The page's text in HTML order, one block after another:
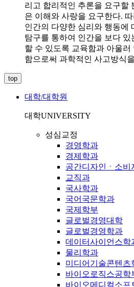
리고 합리적인 추론을 요구할
은 이해와 사랑을 요구한다.
인간의 다양한 심리와 행동에
탐구를 통하여 인간을 보다
할 수 있도록 교육함과 아울
함으로써 과학적인 사고방식
top
대학/대학원
대학UNIVERSITY
성심교정
경영학과
경제학과
공간디자인ㆍ소비
교직과
국사학과
국어국문학과
국제학부
글로벌경영대학
글로벌경영학과
데이터사이언스학
물리학과
미디어기술콘텐츠
바이오로직스공학
바이오메디컬소프